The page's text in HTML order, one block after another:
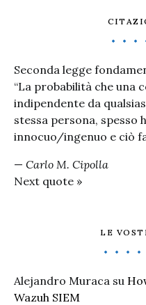
Seconda legge
“La probabilità che una
indipendente da
stessa persona, spesso
innocuo/ingenuo e ciò
— Carlo M. Cipolla
Next quote »
LE
Alejandro Muraca su
Wazuh SIEM